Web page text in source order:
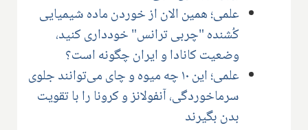
علمی؛ همین الان از خوردن ماده شیمیایی
کُشنده "چربی ترانس" خودداری کنید،
وضعیت کانادا و ایران چگونه است؟
علمی؛ این ۱۰ چه میوه و چای می‌توانند جلوی
سرماخوردگی، آنفولانز و کرونا را با تقویت
بدن بگیرند